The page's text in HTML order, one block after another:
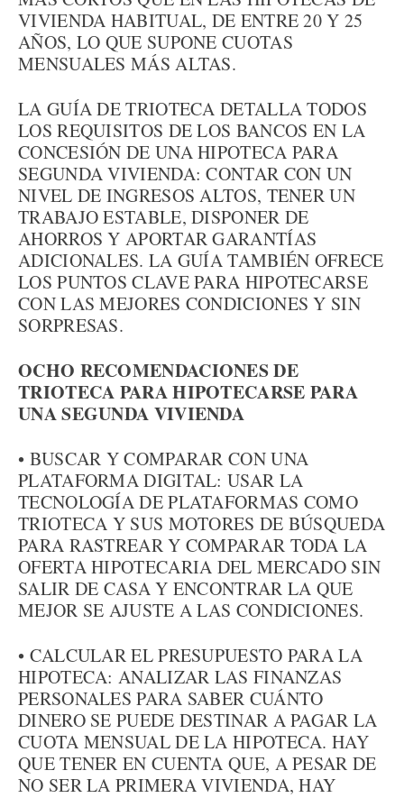
VIVIENDA HABITUAL, DE ENTRE 20 Y 25
AÑOS, LO QUE SUPONE CUOTAS
MENSUALES MÁS ALTAS.
LA GUÍA DE TRIOTECA DETALLA TODOS
LOS REQUISITOS DE LOS BANCOS EN LA
CONCESIÓN DE UNA HIPOTECA PARA
SEGUNDA VIVIENDA: CONTAR CON UN
NIVEL DE INGRESOS ALTOS, TENER UN
TRABAJO ESTABLE, DISPONER DE
AHORROS Y APORTAR GARANTÍAS
ADICIONALES. LA GUÍA TAMBIÉN OFRECE
LOS PUNTOS CLAVE PARA HIPOTECARSE
CON LAS MEJORES CONDICIONES Y SIN
SORPRESAS.
OCHO RECOMENDACIONES DE
TRIOTECA PARA HIPOTECARSE PARA
UNA SEGUNDA VIVIENDA
• BUSCAR Y COMPARAR CON UNA
PLATAFORMA DIGITAL: USAR LA
TECNOLOGÍA DE PLATAFORMAS COMO
TRIOTECA Y SUS MOTORES DE BÚSQUEDA
PARA RASTREAR Y COMPARAR TODA LA
OFERTA HIPOTECARIA DEL MERCADO SIN
SALIR DE CASA Y ENCONTRAR LA QUE
MEJOR SE AJUSTE A LAS CONDICIONES.
• CALCULAR EL PRESUPUESTO PARA LA
HIPOTECA: ANALIZAR LAS FINANZAS
PERSONALES PARA SABER CUÁNTO
DINERO SE PUEDE DESTINAR A PAGAR LA
CUOTA MENSUAL DE LA HIPOTECA. HAY
QUE TENER EN CUENTA QUE, A PESAR DE
NO SER LA PRIMERA VIVIENDA, HAY